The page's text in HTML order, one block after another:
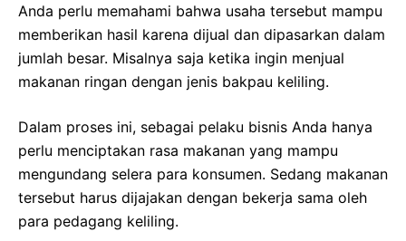
Anda perlu memahami bahwa usaha tersebut mampu
memberikan hasil karena dijual dan dipasarkan dalam
jumlah besar. Misalnya saja ketika ingin menjual
makanan ringan dengan jenis bakpau keliling.
Dalam proses ini, sebagai pelaku bisnis Anda hanya
perlu menciptakan rasa makanan yang mampu
mengundang selera para konsumen. Sedang makanan
tersebut harus dijajakan dengan bekerja sama oleh
para pedagang keliling.